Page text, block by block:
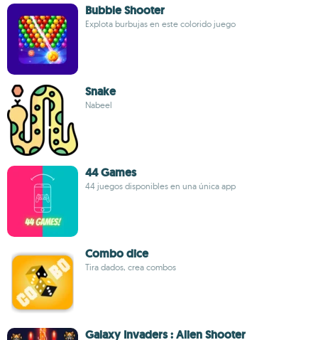
Bubble Shooter
Explota burbujas en este colorido juego
Snake
Nabeel
44 Games
44 juegos disponibles en una única app
Combo dice
Tira dados, crea combos
Galaxy Invaders : Alien Shooter